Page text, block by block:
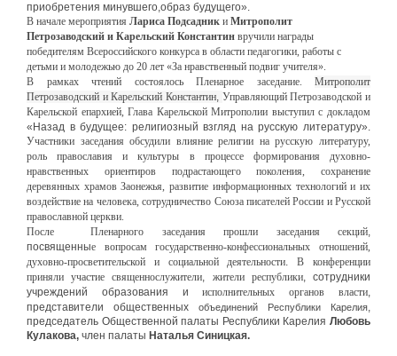
приобретения минувшего,образ будущего».
В начале мероприятия Лариса Подсадник и Митрополит
Петрозаводский и Карельский Константин вручили награды
победителям Всероссийского конкурса в области педагогики, работы с
детьми и молодежью до 20 лет «За нравственный подвиг учителя».
В рамках чтений состоялось Пленарное заседание. Митрополит
Петрозаводский и Карельский Константин, Управляющий Петрозаводской и
Карельской епархией, Глава Карельской Митрополии выступил с докладом
«Назад в будущее: религиозный взгляд на русскую литературу».
Участники заседания обсудили влияние религии на русскую литературу,
роль православия
и культуры в процессе формирования духовно-
нравственных ориентиров подрастающего
поколения, сохранение
деревянных храмов Заонежья, развитие информационных технологий и их
воздействие на человека, сотрудничество Союза писателей России и Русской
православной церкви.
После Пленарного
заседания прошли заседания секций,
посвященные
вопросам государственно-конфессиональных отношений,
духовно-просветительской и социальной деятельности.В конференции
приняли участие священнослужители, жители республики, сотрудники
учреждений образования иисполнительных органов власти,
представители общественных объединений Республики Карелия,
председатель Общественной палаты Республики Карелия Любовь
Кулакова, член палаты Наталья Синицкая.